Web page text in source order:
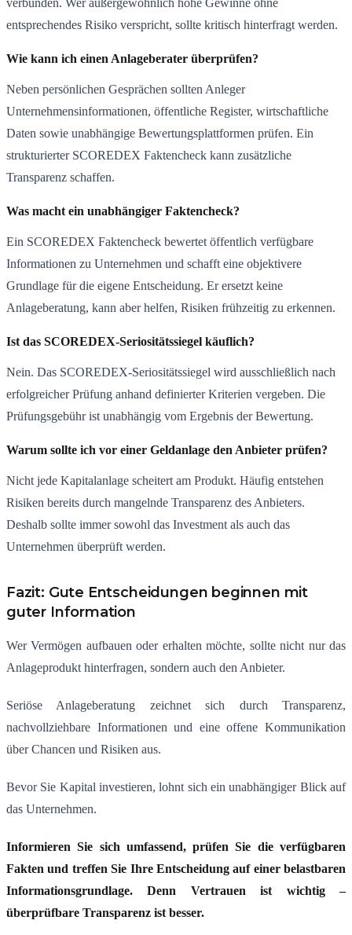
verbunden. Wer außergewöhnlich hohe Gewinne ohne
entsprechendes Risiko verspricht, sollte kritisch hinterfragt werden.
Wie kann ich einen Anlageberater überprüfen?
Neben persönlichen Gesprächen sollten Anleger
Unternehmensinformationen, öffentliche Register, wirtschaftliche
Daten sowie unabhängige Bewertungsplattformen prüfen. Ein
strukturierter SCOREDEX Faktencheck kann zusätzliche
Transparenz schaffen.
Was macht ein unabhängiger Faktencheck?
Ein SCOREDEX Faktencheck bewertet öffentlich verfügbare
Informationen zu Unternehmen und schafft eine objektivere
Grundlage für die eigene Entscheidung. Er ersetzt keine
Anlageberatung, kann aber helfen, Risiken frühzeitig zu erkennen.
Ist das SCOREDEX-Seriositätssiegel käuflich?
Nein. Das SCOREDEX-Seriositätssiegel wird ausschließlich nach
erfolgreicher Prüfung anhand definierter Kriterien vergeben. Die
Prüfungsgebühr ist unabhängig vom Ergebnis der Bewertung.
Warum sollte ich vor einer Geldanlage den Anbieter prüfen?
Nicht jede Kapitalanlage scheitert am Produkt. Häufig entstehen
Risiken bereits durch mangelnde Transparenz des Anbieters.
Deshalb sollte immer sowohl das Investment als auch das
Unternehmen überprüft werden.
Fazit: Gute Entscheidungen beginnen mit
guter Information
Wer Vermögen aufbauen oder erhalten möchte, sollte nicht nur das
Anlageprodukt hinterfragen, sondern auch den Anbieter.
Seriöse Anlageberatung zeichnet sich durch Transparenz,
nachvollziehbare Informationen und eine offene Kommunikation
über Chancen und Risiken aus.
Bevor Sie Kapital investieren, lohnt sich ein unabhängiger Blick auf
das Unternehmen.
Informieren Sie sich umfassend, prüfen Sie die verfügbaren
Fakten und treffen Sie Ihre Entscheidung auf einer belastbaren
Informationsgrundlage. Denn Vertrauen ist wichtig –
überprüfbare Transparenz ist besser.